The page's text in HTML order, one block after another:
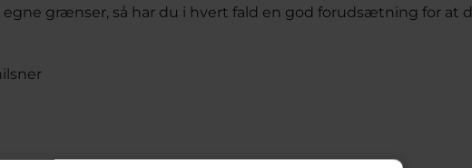
egne grænser, så har du i hvert fald en god forudsætning for at